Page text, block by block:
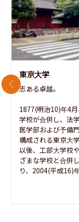
東京大学
志ある卓越。
1877(明治10)年4
学校が合併し、法
医学部および予備
構成される東京大
以後、工部大学校
ざまな学校と合併
り、2004(平成16)
前のスライド